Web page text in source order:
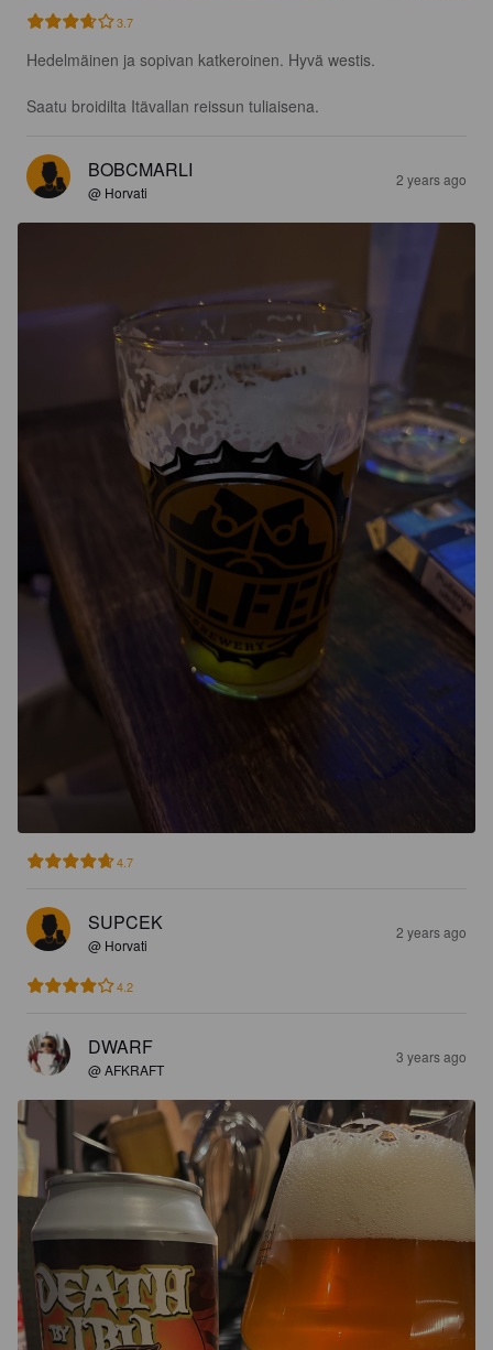
3.7
Hedelmäinen ja sopivan katkeroinen. Hyvä westis.
Saatu broidilta Itävallan reissun tuliaisena.
BOBCMARLI
@ Horvati
2 years ago
4.7
SUPCEK
@ Horvati
2 years ago
4.2
DWARF
@ AFKRAFT
3 years ago